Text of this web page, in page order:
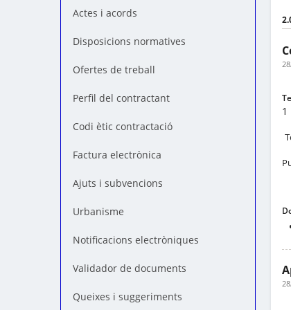
Actes i acords
Disposicions normatives
Ofertes de treball
Perfil del contractant
Codi ètic contractació
Factura electrònica
Ajuts i subvencions
Urbanisme
Notificacions electròniques
Validador de documents
Queixes i suggeriments
1